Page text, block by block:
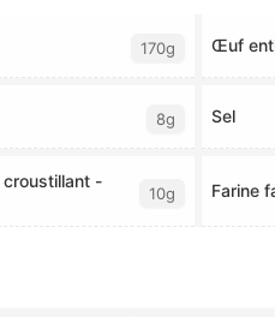
170g Œuf
8g Sel
-
10g Farine